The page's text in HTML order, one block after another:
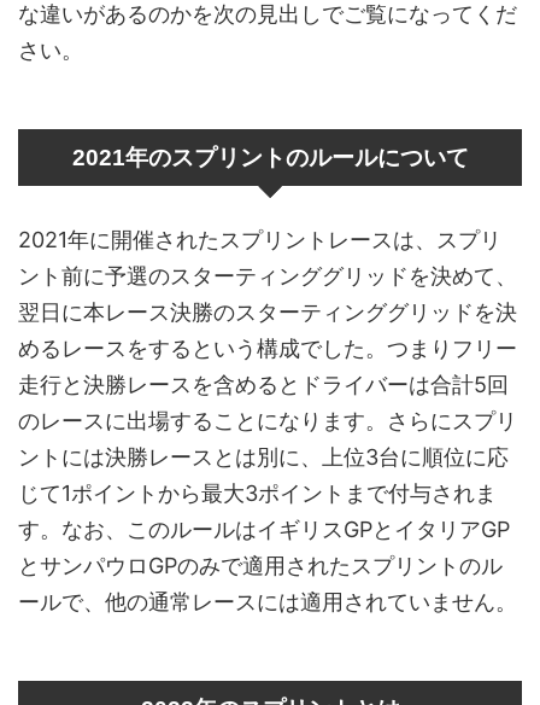
な違いがあるのかを次の見出しでご覧になってくだ
さい。
2021年のスプリントのルールについて
2021年に開催されたスプリントレースは、スプリ
ント前に予選のスターティンググリッドを決めて、
翌日に本レース決勝のスターティンググリッドを決
めるレースをするという構成でした。つまりフリー
走行と決勝レースを含めるとドライバーは合計5回
のレースに出場することになります。さらにスプリ
ントには決勝レースとは別に、上位3台に順位に応
じて1ポイントから最大3ポイントまで付与されま
す。なお、このルールはイギリスGPとイタリアGP
とサンパウロGPのみで適用されたスプリントのル
ールで、他の通常レースには適用されていません。